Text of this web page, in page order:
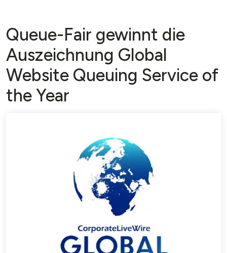
Queue-Fair gewinnt die
Auszeichnung Global
Website Queuing Service of
the Year